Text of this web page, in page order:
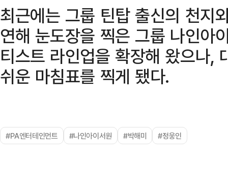
최근에는 그룹 틴탑 출신의 천지
연해 눈도장을 찍은 그룹 나인아
티스트 라인업을 확장해 왔으나,
쉬운 마침표를 찍게 됐다.
#PA엔터테인먼트 #나인아이서원 #박해미 #정웅인